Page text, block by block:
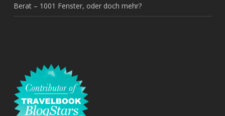
Berat – 1001 Fenster, oder doch mehr?